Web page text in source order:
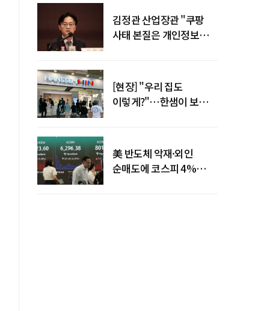
김정관 산업장관 "쿠팡
사태 본질은 개인정보
[현장] "우리 집도
이렇게?"…한샘이 보여준
美 반도체 악재·외인
순매도에 코스피 4%